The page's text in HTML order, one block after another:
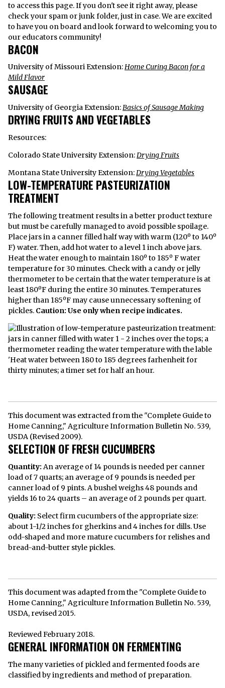
to access this page. If you don't see it right away, please
check your spam or junk folder, just in case. We are excited
to have you on board and look forward to welcoming you to
our educators community!
BACON
University of Missouri Extension:Home Curing Bacon for a
Mild Flavor
SAUSAGE
University of Georgia Extension:Basics of Sausage Making
DRYING FRUITS AND VEGETABLES
Resources:
Colorado State University Extension:Drying Fruits
Montana State University Extension:Drying Vegetables
LOW-TEMPERATURE PASTEURIZATION
TREATMENT
The following treatment results in a better product texture
but must be carefully managed to avoid possible spoilage.
Place jars in a canner filled half way with warm (120º to 140º
F) water. Then, add hot water to a level 1 inch above jars.
Heat the water enough to maintain 180º to 185º F water
temperature for 30 minutes. Check with a candy or jelly
thermometer to be certain that the water temperature is at
least 180ºF during the entire 30 minutes. Temperatures
higher than 185ºF may cause unnecessary softening of
pickles. Caution: Use only when recipe indicates.
This document was extracted from the "Complete Guide to
Home Canning," Agriculture Information Bulletin No. 539,
USDA (Revised 2009).
SELECTION OF FRESH CUCUMBERS
Quantity: An average of 14 pounds is needed per canner
load of 7 quarts; an average of 9 pounds is needed per
canner load of 9 pints. A bushel weighs 48 pounds and
yields 16 to 24 quarts – an average of 2 pounds per quart.
Quality: Select firm cucumbers of the appropriate size:
about 1-1/2 inches for gherkins and 4 inches for dills. Use
odd-shaped and more mature cucumbers for relishes and
bread-and-butter style pickles.
This document was adapted from the "Complete Guide to
Home Canning," Agriculture Information Bulletin No. 539,
USDA, revised 2015.
Reviewed February 2018.
GENERAL INFORMATION ON FERMENTING
The many varieties of pickled and fermented foods are
classified by ingredients and method of preparation.